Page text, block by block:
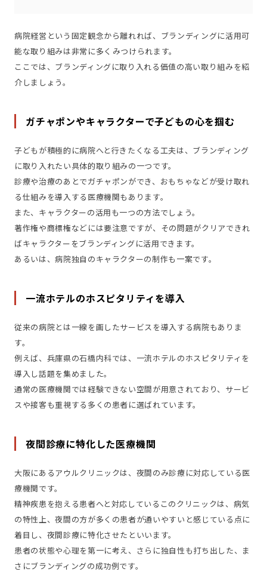
病院経営という固定観念から離れれば、ブランディングに活用可
能な取り組みは非常に多くみつけられます。
ここでは、ブランディングに取り入れる価値の高い取り組みを紹
介しましょう。
ガチャポンやキャラクターで子どもの心を掴む
子どもが積極的に病院へと行きたくなる工夫は、ブランディング
に取り入れたい具体的取り組みの一つです。
診療や治療のあとでガチャポンができ、おもちゃなどが受け取れ
る仕組みを導入する医療機関もあります。
また、キャラクターの活用も一つの方法でしょう。
著作権や商標権などには要注意ですが、その問題がクリアできれ
ばキャラクターをブランディングに活用できます。
あるいは、病院独自のキャラクターの制作も一案です。
一流ホテルのホスピタリティを導入
従来の病院とは一線を画したサービスを導入する病院もありま
す。
例えば、兵庫県の石橋内科では、一流ホテルのホスピタリティを
導入し話題を集めました。
通常の医療機関では経験できない空間が用意されており、サービ
スや接客も重視する多くの患者に選ばれています。
夜間診療に特化した医療機関
大阪にあるアウルクリニックは、夜間のみ診療に対応している医
療機関です。
精神疾患を抱える患者へと対応しているこのクリニックは、病気
の特性上、夜間の方が多くの患者が通いやすいと感じている点に
着目し、夜間診療に特化させたといいます。
患者の状態や心理を第一に考え、さらに独自性も打ち出した、ま
さにブランディングの成功例です。